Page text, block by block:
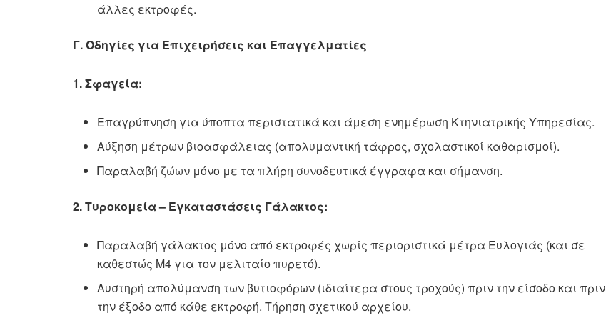
άλλες εκτροφές.
Γ. Οδηγίες για Επιχειρήσεις και Επαγγελματίες
1. Σφαγεία:
Επαγρύπνηση για ύποπτα περιστατικά και άμεση ενημέρωση Κτηνιατρικής Υπηρεσίας.
Αύξηση μέτρων βιοασφάλειας (απολυμαντική τάφρος, σχολαστικοί καθαρισμοί).
Παραλαβή ζώων μόνο με τα πλήρη συνοδευτικά έγγραφα και σήμανση.
2. Τυροκομεία – Εγκαταστάσεις Γάλακτος:
Παραλαβή γάλακτος μόνο από εκτροφές χωρίς περιοριστικά μέτρα Ευλογιάς (και σε
καθεστώς Μ4 για τον μελιταίο πυρετό).
Αυστηρή απολύμανση των βυτιοφόρων (ιδιαίτερα στους τροχούς) πριν την είσοδο και πριν
την έξοδο από κάθε εκτροφή. Τήρηση σχετικού αρχείου.